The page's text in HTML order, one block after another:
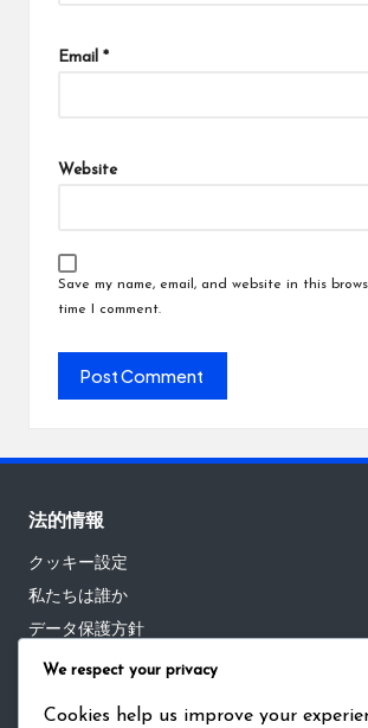
Email *
Website
Save my name, email, and website in this
time I comment.
法的情報
クッキー設定
私たちは誰か
データ保護方針
連絡先
We respect your privacy
Cookies help us improve your